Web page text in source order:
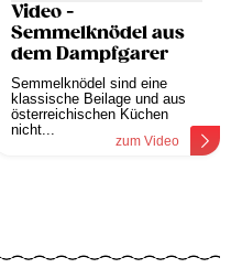
Video -
Semmelknödel aus
dem Dampfgarer
Semmelknödel sind eine
klassische Beilage und aus
österreichischen Küchen
nicht...
zum Video